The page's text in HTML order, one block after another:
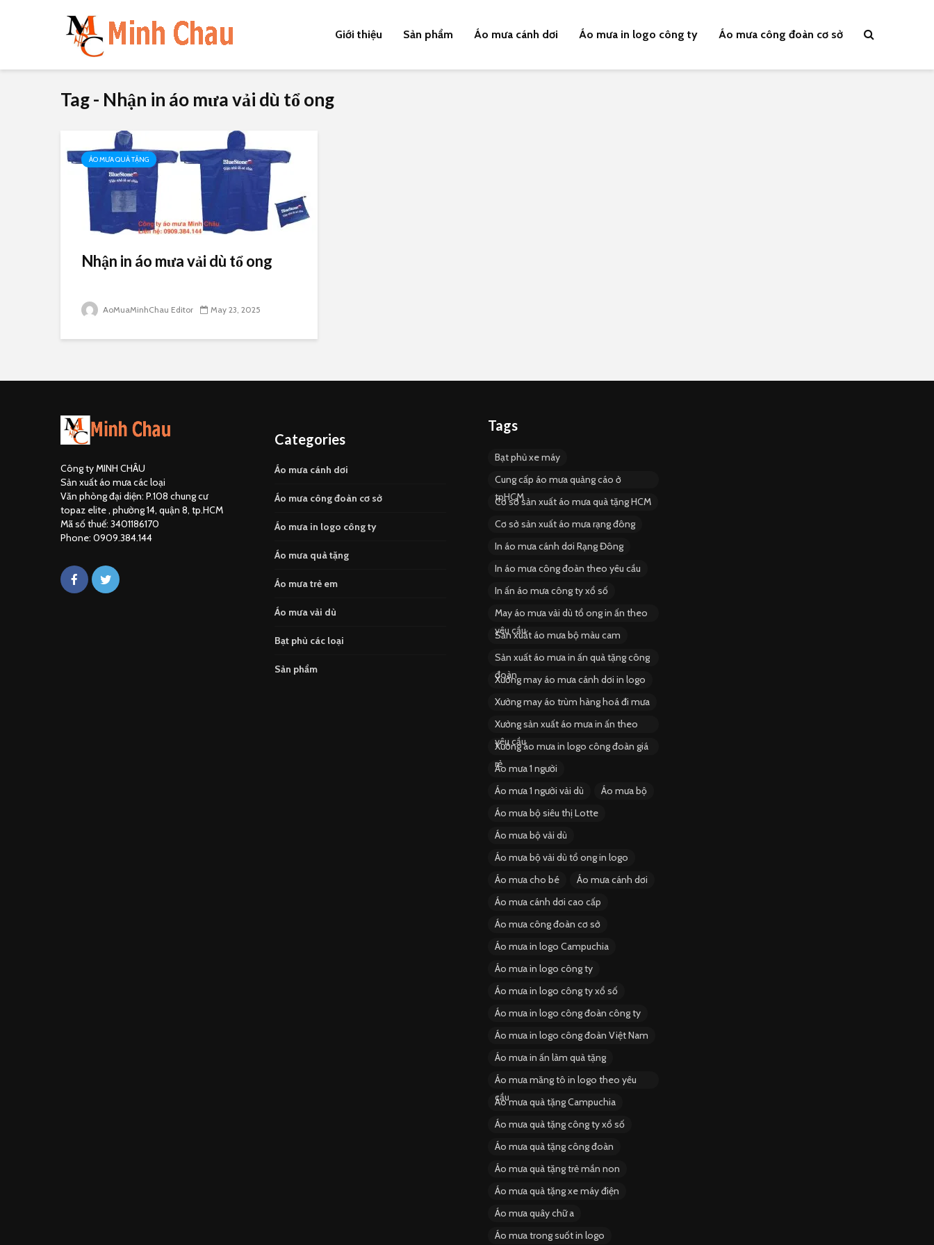
Giới thiệu Sản phẩm Áo mưa cánh dơi Áo mưa in logo công ty Áo mưa công đoàn cơ sở
Tag - Nhận in áo mưa vải dù tổ ong
ÁO MƯA QUÀ TẶNG
Nhận in áo mưa vải dù tổ ong
AoMuaMinhChau Editor May 23, 2025
Công ty MINH CHÂU
Sản xuất áo mưa các loại
Văn phòng đại diện: P.108 chung cư
topaz elite , phường 14, quận 8, tp.HCM
Mã số thuế: 3401186170
Phone: 0909.384.144
Categories
Áo mưa cánh dơi
Áo mưa công đoàn cơ sở
Áo mưa in logo công ty
Áo mưa quà tặng
Áo mưa trẻ em
Áo mưa vải dù
Bạt phủ các loại
Sản phẩm
Tags
Bạt phủ xe máy
Cung cấp áo mưa quảng cáo ở
tpHCM
Cơ sở sản xuất áo mưa quà tặng HCM
Cơ sở sản xuất áo mưa rạng đông
In áo mưa cánh dơi Rạng Đông
In áo mưa công đoàn theo yêu cầu
In ấn áo mưa công ty xổ số
May áo mưa vải dù tổ ong in ấn theo
yêu cầu
Sản xuất áo mưa bộ màu cam
Sản xuất áo mưa in ấn quà tặng công
đoàn
Xưởng may áo mưa cánh dơi in logo
Xưởng may áo trùm hàng hoá đi mưa
Xưởng sản xuất áo mưa in ấn theo
yêu cầu
Xưởng áo mưa in logo công đoàn giá
rẻ
Áo mưa 1 người
Áo mưa 1 người vải dù
Áo mưa bộ
Áo mưa bộ siêu thị Lotte
Áo mưa bộ vải dù
Áo mưa bộ vải dù tổ ong in logo
Áo mưa cho bé
Áo mưa cánh dơi
Áo mưa cánh dơi cao cấp
Áo mưa công đoàn cơ sở
Áo mưa in logo Campuchia
Áo mưa in logo công ty
Áo mưa in logo công ty xổ số
Áo mưa in logo công đoàn công ty
Áo mưa in logo công đoàn Việt Nam
Áo mưa in ấn làm quà tặng
Áo mưa măng tô in logo theo yêu
cầu
Áo mưa quà tặng Campuchia
Áo mưa quà tặng công ty xổ số
Áo mưa quà tặng công đoàn
Áo mưa quà tặng trẻ mần non
Áo mưa quà tặng xe máy điện
Áo mưa quây chữ a
Áo mưa trong suốt in logo